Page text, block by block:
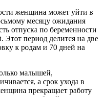
женщина может уйти в
месяцу ожидания
отпуска по беременности
Этот период делится на две
к родам и 70 дней на
малышей,
а срок ухода в
прекращает работу